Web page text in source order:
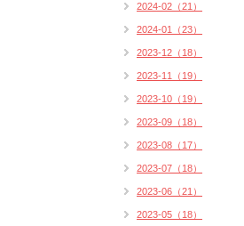
2024-02（21）
2024-01（23）
2023-12（18）
2023-11（19）
2023-10（19）
2023-09（18）
2023-08（17）
2023-07（18）
2023-06（21）
2023-05（18）